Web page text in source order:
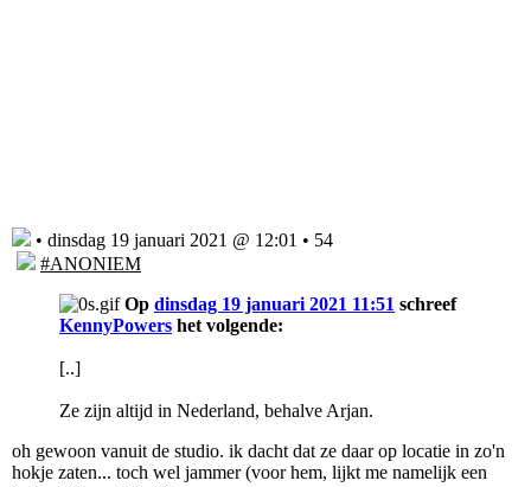
• dinsdag 19 januari 2021 @ 12:01 • 54
#ANONIEM
Op dinsdag 19 januari 2021 11:51 schreef
KennyPowers het volgende:
[..]
Ze zijn altijd in Nederland, behalve Arjan.
oh gewoon vanuit de studio. ik dacht dat ze daar op locatie in zo'n
hokje zaten... toch wel jammer (voor hem, lijkt me namelijk een